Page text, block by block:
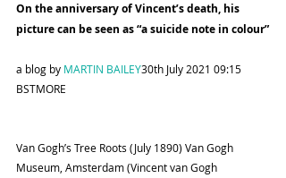
On the anniversary of Vincent’s death, his
picture can be seen as “a suicide note in colour”
a blog by MARTIN BAILEY30th July 2021 09:15
BSTMORE
Van Gogh’s Tree Roots (July 1890) Van Gogh
Museum, Amsterdam (Vincent van Gogh